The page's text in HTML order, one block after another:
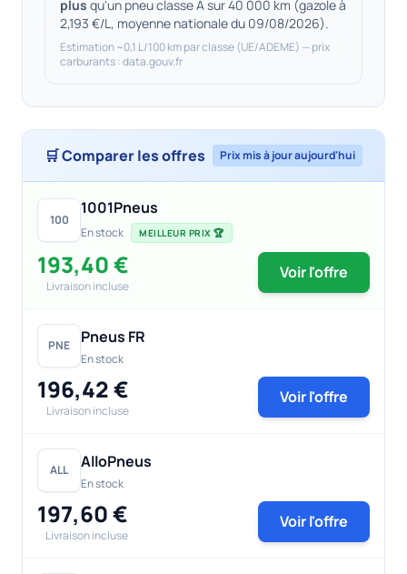
plus qu'un pneu classe A sur 40 000 km (gazole à
2,193 €/L, moyenne nationale du 09/08/2026).
Estimation ~0,1 L/100 km par classe (UE/ADEME) — prix
carburants : data.gouv.fr
🛒 Comparer les offres Prix mis à jour aujourd'hui
100
1001Pneus
En stock MEILLEUR PRIX 🏆
193,40 €
Livraison incluse
Voir l'offre
PNE Pneus FR
En stock
196,42 €
Livraison incluse
Voir l'offre
ALL AlloPneus
En stock
197,60 €
Livraison incluse
Voir l'offre